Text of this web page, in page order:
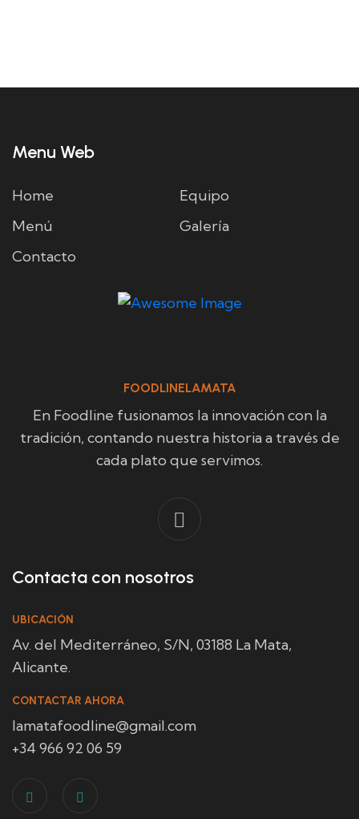
Menu Web
Home
Equipo
Menú
Galería
Contacto
FOODLINELAMATA
En Foodline fusionamos la innovación con la
tradición, contando nuestra historia a través de
cada plato que servimos.
Contacta con nosotros
UBICACIÓN
Av. del Mediterráneo, S/N, 03188 La Mata,
Alicante.
CONTACTAR AHORA
lamatafoodline@gmail.com
+34 966 92 06 59